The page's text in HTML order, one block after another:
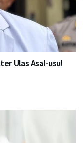
Ulas Asal-usul